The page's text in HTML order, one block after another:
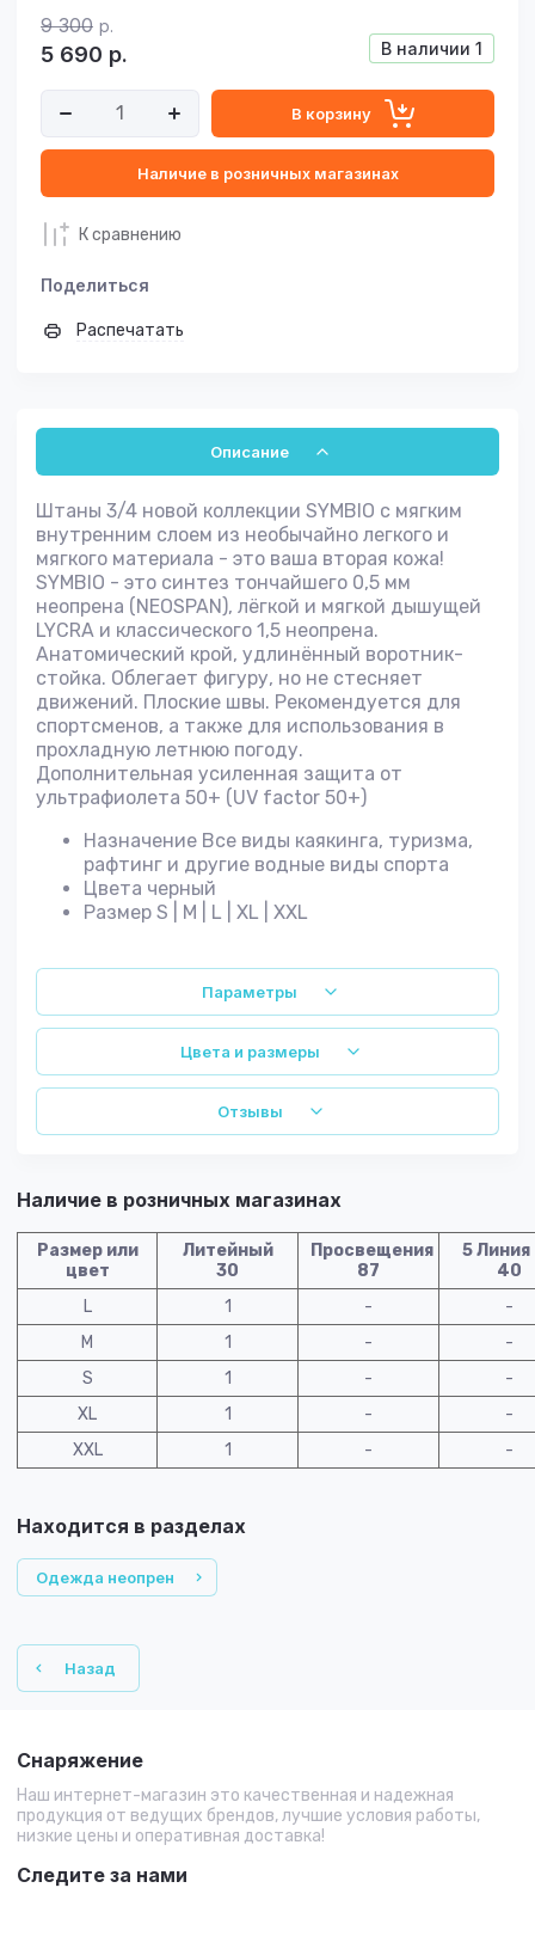
В наличии 1
9 300 р.
5 690 р.
В корзину
Наличие в розничных магазинах
К сравнению
Поделиться
Распечатать
Описание
Штаны 3/4 новой коллекции SYMBIO с мягким
внутренним слоем из необычайно легкого и
мягкого материала - это ваша вторая кожа!
SYMBIO - это синтез тончайшего 0,5 мм
неопрена (NEOSPAN), лёгкой и мягкой дышущей
LYCRA и классического 1,5 неопрена.
Анатомический крой, удлинённый воротник-
стойка. Облегает фигуру, но не стесняет
движений. Плоские швы. Рекомендуется для
спортсменов, а также для использования в
прохладную летнюю погоду.
Дополнительная усиленная защита от
ультрафиолета 50+ (UV factor 50+)
Назначение Все виды каякинга, туризма,
рафтинг и другие водные виды спорта
Цвета черный
Размер S | M | L | XL | XXL
Параметры
Цвета и размеры
Отзывы
Наличие в розничных магазинах
Размер или
цвет
Литейный
30
Просвещения
87
5 Линия
40
L
1 -
-
M
1 -
-
S
1 -
-
XL
1 -
-
XXL
1 - -
Находится в разделах
Одежда неопрен
Назад
Снаряжение
Наш интернет-магазин это качественная и надежная
продукция от ведущих брендов, лучшие условия работы,
низкие цены и оперативная доставка!
Следите за нами